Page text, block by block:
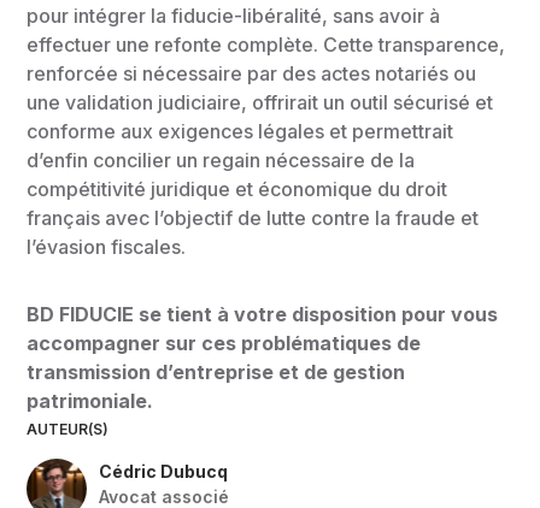
AUTEUR(S)
Cédric Dubucq
Avocat associé
pour intégrer la fiducie-libéralité, sans avoir à
effectuer une refonte complète. Cette transparence,
renforcée si nécessaire par des actes notariés ou
une validation judiciaire, offrirait un outil sécurisé et
conforme aux exigences légales et permettrait
d’enfin concilier un regain nécessaire de la
compétitivité juridique et économique du droit
français avec l’objectif de lutte contre la fraude et
l’évasion fiscales.
BD FIDUCIE se tient à votre disposition pour vous
accompagner sur ces problématiques de
transmission d’entreprise et de gestion
patrimoniale.